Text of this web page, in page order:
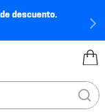
descuento.